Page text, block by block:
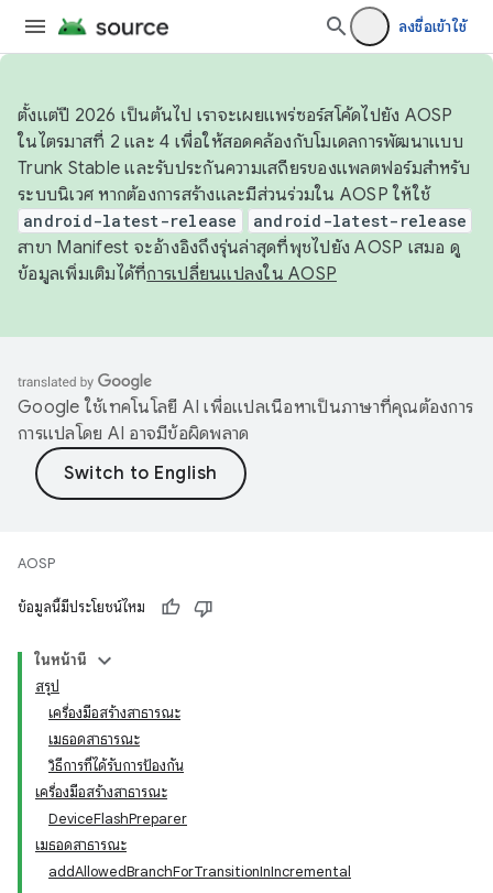
ลงชื่อเข้าใช้
ตั้งแต่ปี 2026 เป็นต้นไป เราจะเผยแพร่ซอร์สโค้ดไปยัง AOSP
ในไตรมาสที่ 2 และ 4 เพื่อให้สอดคล้องกับโมเดลการพัฒนาแบบ
Trunk Stable และรับประกันความเสถียรของแพลตฟอร์มสำหรับ
ระบบนิเวศ หากต้องการสร้างและมีส่วนร่วมใน AOSP ให้ใช้
android-latest-release android-latest-release
สาขา Manifest จะอ้างอิงถึงรุ่นล่าสุดที่พุชไปยัง AOSP เสมอ ดู
ข้อมูลเพิ่มเติมได้ที่การเปลี่ยนแปลงใน AOSP
Google ใช้เทคโนโลยี AI เพื่อแปลเนื้อหาเป็นภาษาที่คุณต้องการ
การแปลโดย AI อาจมีข้อผิดพลาด
AOSP
ข้อมูลนี้มีประโยชน์ไหม
ในหน้านี้
สรุป
เครื่องมือสร้างสาธารณะ
เมธอดสาธารณะ
วิธีการที่ได้รับการป้องกัน
เครื่องมือสร้างสาธารณะ
DeviceFlashPreparer
เมธอดสาธารณะ
addAllowedBranchForTransitionInIncremental